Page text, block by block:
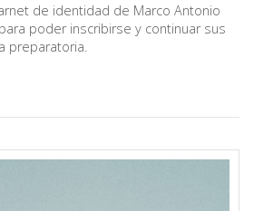
de identidad de Marco Antonio
poder inscribirse y continuar sus
preparatoria.